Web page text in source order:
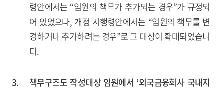
령안에서는 “임원의 책무가 추가되는 경우”가 규정되
어 있었으나, 개정 시행령안에서는 “임원의 책무를 변
경하거나 추가하려는 경우”로 그 대상이 확대되었습니
다.
3.
책무구조도 작성대상 임원에서 ‘외국금융회사 국내지